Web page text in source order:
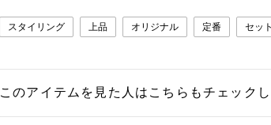
スタイリング 上品 オリジナル 定番 セッ
このアイテムを見た人はこちらもチェック